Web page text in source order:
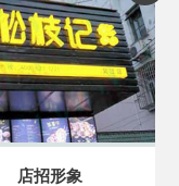
店招形象